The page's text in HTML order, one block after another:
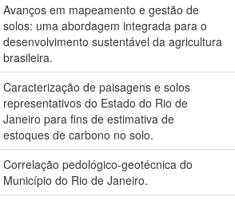
Avanços em mapeamento e gestão de
solos: uma abordagem integrada para o
desenvolvimento sustentável da agricultura
brasileira.
Caracterização de paisagens e solos
representativos do Estado do Rio de
Janeiro para fins de estimativa de
estoques de carbono no solo.
Correlação pedológico-geotécnica do
Município do Rio de Janeiro.